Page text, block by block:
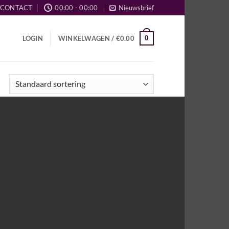
CONTACT 00:00 - 00:00 Nieuwsbrief
LOGIN WINKELWAGEN / €0.00 0